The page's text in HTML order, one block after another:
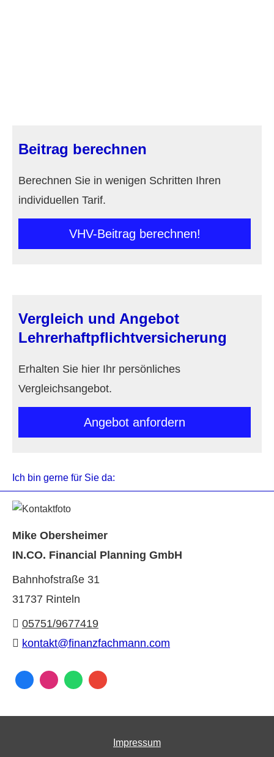
Beitrag berechnen
Berechnen Sie in wenigen Schritten Ihren
individuellen Tarif.
VHV-Beitrag berechnen!
Vergleich und Angebot
Lehrerhaftpflichtversicherung
Erhalten Sie hier Ihr persönliches
Vergleichsangebot.
An­ge­bot an­for­dern
Ich bin gerne für Sie da:
Mike Obersheimer
IN.CO. Financial Planning GmbH
Bahnhofstraße 31
31737 Rinteln
05751/9677419
kontakt@finanzfachmann.com
Impressum